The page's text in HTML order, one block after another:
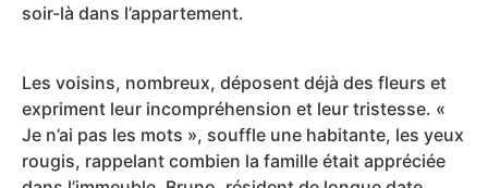
soir-là dans l’appartement.
Les voisins, nombreux, déposent déjà des fleurs et
expriment leur incompréhension et leur tristesse. «
Je n’ai pas les mots », souffle une habitante, les yeux
rougis, rappelant combien la famille était appréciée